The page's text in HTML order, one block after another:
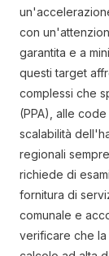
con
garantita e a
questi target
complessi che
(PPA), alle
scalabilità
regionali
richiede di
fornitura di
comunale e
verificare che la